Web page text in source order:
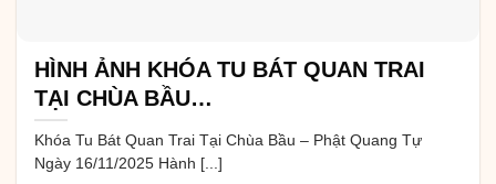
HÌNH ẢNH KHÓA TU BÁT QUAN TRAI
TẠI CHÙA BẦU…
Khóa Tu Bát Quan Trai Tại Chùa Bầu – Phật Quang Tự
Ngày 16/11/2025 Hành [...]